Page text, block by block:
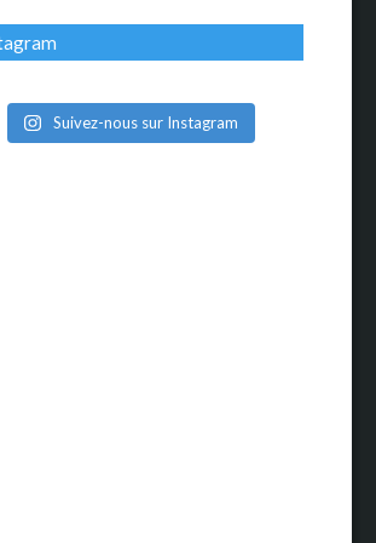
Suivez-nous sur Instagram